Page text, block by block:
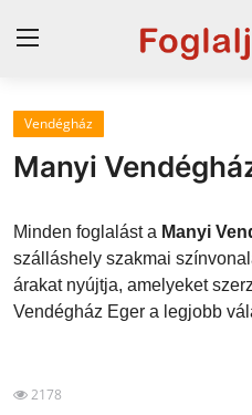
Magyarország
Horvát tengerpart
Szállások a Balatonon
Horvátország
Szállások Hajdúszoboszlón
Vendégház
Manyi
Minden foglalást a Manyi
szálláshely szakmai
árakat nyújtja, amelyeket
Vendégház Eger a legjobb
2178